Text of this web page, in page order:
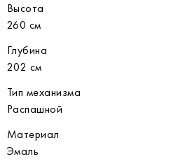
Высота
260 см
Глубина
202 см
Тип механизма
Распашной
Материал
Эмаль